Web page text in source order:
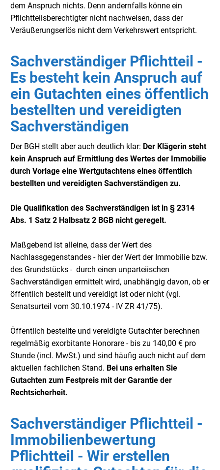
dem Anspruch nichts. Denn andernfalls könne ein
Pflichtteilsberechtigter nicht nachweisen, dass der
Veräußerungserlös nicht dem Verkehrswert entspricht.
Sachverständiger Pflichtteil -
Es besteht kein Anspruch auf
ein Gutachten eines öffentlich
bestellten und vereidigten
Sachverständigen
Der BGH stellt aber auch deutlich klar: Der Klägerin steht
kein Anspruch auf Ermittlung des Wertes der Immobilie
durch Vorlage eine Wertgutachtens eines öffentlich
bestellten und vereidigten Sachverständigen zu.
Die Qualifikation des Sachverständigen ist in § 2314
Abs. 1 Satz 2 Halbsatz 2 BGB nicht geregelt.
Maßgebend ist alleine, dass der Wert des
Nachlassgegenstandes - hier der Wert der Immobilie bzw.
des Grundstücks - durch einen unparteiischen
Sachverständigen ermittelt wird, unabhängig davon, ob er
öffentlich bestellt und vereidigt ist oder nicht (vgl.
Senatsurteil vom 30.10.1974 - IV ZR 41/75).
Öffentlich bestellte und vereidigte Gutachter berechnen
regelmäßig exorbitante Honorare - bis zu 140,00 € pro
Stunde (incl. MwSt.) und sind häufig auch nicht auf dem
aktuellen fachlichen Stand. Bei uns erhalten Sie
Gutachten zum Festpreis mit der Garantie der
Rechtsicherheit.
Sachverständiger Pflichtteil -
Immobilienbewertung
Pflichtteil - Wir erstellen